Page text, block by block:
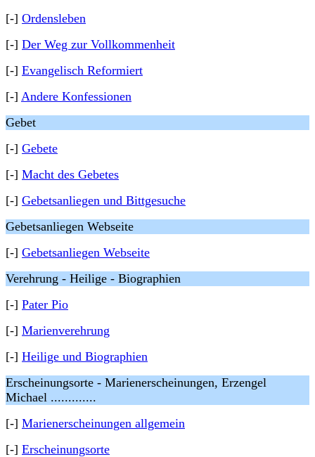
[-] Ordensleben
[-] Der Weg zur Vollkommenheit
[-] Evangelisch Reformiert
[-] Andere Konfessionen
Gebet
[-] Gebete
[-] Macht des Gebetes
[-] Gebetsanliegen und Bittgesuche
Gebetsanliegen Webseite
[-] Gebetsanliegen Webseite
Verehrung - Heilige - Biographien
[-] Pater Pio
[-] Marienverehrung
[-] Heilige und Biographien
Erscheinungsorte - Marienerscheinungen, Erzengel
Michael .............
[-] Marienerscheinungen allgemein
[-] Erscheinungsorte